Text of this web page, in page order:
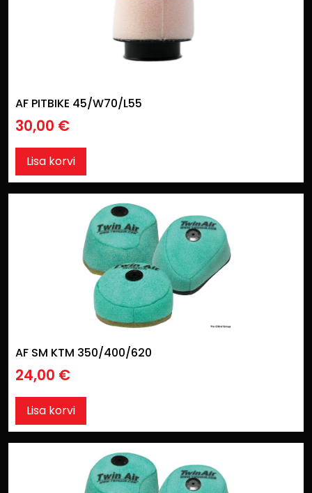
AF PITBIKE 45/W70/L55
30,00 €
Lisa korvi
AF SM KTM 350/400/620
24,00 €
Lisa korvi